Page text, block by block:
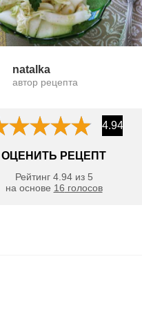
natalka
автор рецепта
4.94
ОЦЕНИТЬ РЕЦЕПТ
Рейтинг 4.94из 5
на основе 16 голосов